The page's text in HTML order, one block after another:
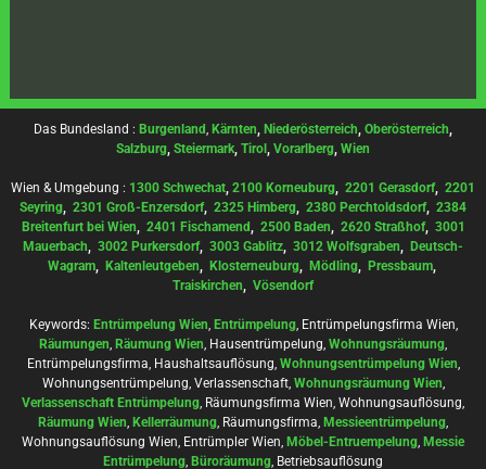
Das Bundesland : Burgenland, Kärnten, Niederösterreich, Oberösterreich,
Salzburg, Steiermark, Tirol , Vorarlberg, Wien
Wien & Umgebung : 1300 Schwechat, 2100 Korneuburg, 2201 Gerasdorf, 2201
Seyring, 2301 Groß-Enzersdorf, 2325 Himberg, 2380 Perchtoldsdorf, 2384
Breitenfurt bei Wien, 2401 Fischamend, 2500 Baden, 2620 Straßhof, 3001
Mauerbach, 3002 Purkersdorf, 3003 Gablitz, 3012 Wolfsgraben, Deutsch-
Wagram, Kaltenleutgeben, Klosterneuburg, Mödling, Pressbaum,
Traiskirchen, Vösendorf
Keywords: Entrümpelung Wien, Entrümpelung, Entrümpelungsfirma Wien,
Räumungen, Räumung Wien, Hausentrümpelung, Wohnungsräumung,
Entrümpelungsfirma, Haushaltsauflösung, Wohnungsentrümpelung Wien,
Wohnungsentrümpelung, Verlassenschaft, Wohnungsräumung Wien,
Verlassenschaft Entrümpelung, Räumungsfirma Wien, Wohnungsauflösung,
Räumung Wien, Kellerräumung, Räumungsfirma, Messieentrümpelung,
Wohnungsauflösung Wien, Entrümpler Wien, Möbel-Entruempelung, Messie
Entrümpelung, Büroräumung, Betriebsauflösung